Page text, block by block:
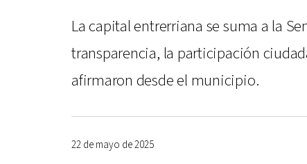
La capital entrerriana se suma a la
transparencia, la participación
afirmaron desde el municipio.
22 de mayo de 2025